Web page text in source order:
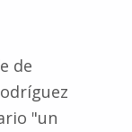
de
"un